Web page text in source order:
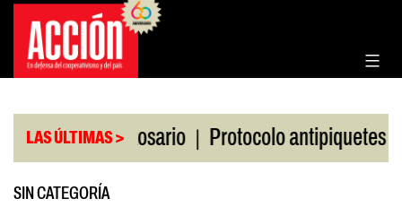
Saltar
contenido
LAS ÚLTIMAS >
la Bolsa de Rosario | Protocolo antipiquetes |
SIN CATEGORÍA